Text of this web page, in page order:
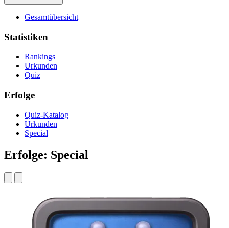
Gesamtübersicht
Statistiken
Rankings
Urkunden
Quiz
Erfolge
Quiz-Katalog
Urkunden
Special
Erfolge: Special